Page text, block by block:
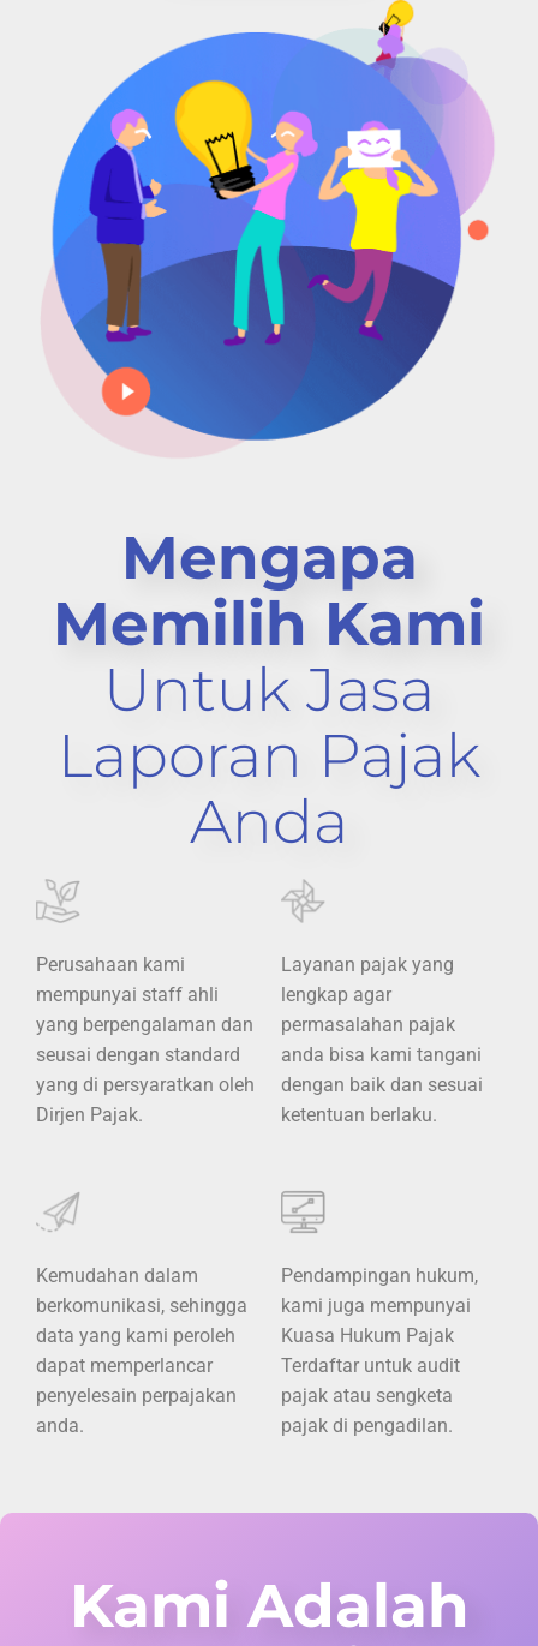
Mengapa
Memilih Kami
Untuk Jasa
Laporan Pajak
Anda
Perusahaan kami
mempunyai staff ahli
yang berpengalaman dan
seusai dengan standard
yang di persyaratkan oleh
Dirjen Pajak.
Layanan pajak yang
lengkap agar
permasalahan pajak
anda bisa kami tangani
dengan baik dan sesuai
ketentuan berlaku.
Kemudahan dalam
berkomunikasi, sehingga
data yang kami peroleh
dapat memperlancar
penyelesain perpajakan
anda.
Pendampingan hukum,
kami juga mempunyai
Kuasa Hukum Pajak
Terdaftar untuk audit
pajak atau sengketa
pajak di pengadilan.
Kami Adalah